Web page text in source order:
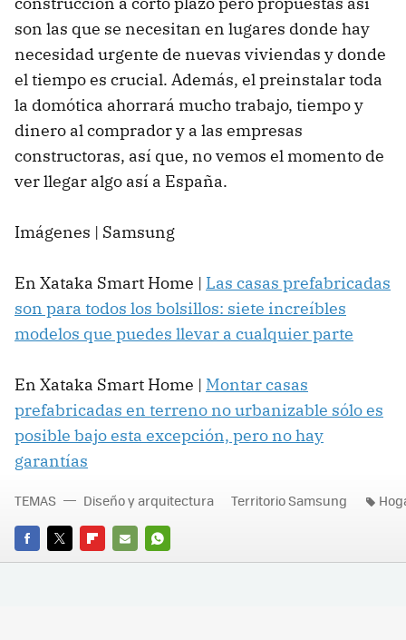
son las que se necesitan en lugares donde hay
necesidad urgente de nuevas viviendas y donde
el tiempo es crucial. Además, el preinstalar toda
la domótica ahorrará mucho trabajo, tiempo y
dinero al comprador y a las empresas
constructoras, así que, no vemos el momento de
ver llegar algo así a España.
Imágenes | Samsung
En Xataka Smart Home | Las casas prefabricadas
son para todos los bolsillos: siete increíbles
modelos que puedes llevar a cualquier parte
En Xataka Smart Home | Montar casas
prefabricadas en terreno no urbanizable sólo es
posible bajo esta excepción, pero no hay
garantías
FACEBOOK
TWITTERFLIPBOARD
E-
WHATSAPP
TEMAS Diseño y arquitectura Territorio Samsung